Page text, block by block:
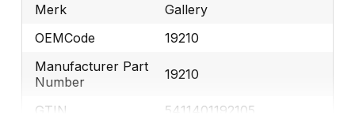
Merk
Gallery
OEMCode
19210
Manufacturer Part
Number
19210
GTIN 5411401192105